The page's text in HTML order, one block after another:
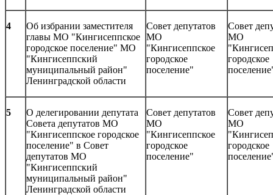
4
Об избрании заместителя
главы МО "Кингисеппское
городское поселение" МО
"Кингисеппский
муниципальный район"
Ленинградской области
Совет депутатов
МО
"Кингисеппское
городское
поселение"
Совет
МО
городское
5
О делегировании депутата
Совета депутатов МО
"Кингисеппское городское
поселение" в Совет
депутатов МО
"Кингисеппский
муниципальный район"
Ленинградской области
Совет депутатов
МО
"Кингисеппское
городское
поселение"
Совет
МО
городское